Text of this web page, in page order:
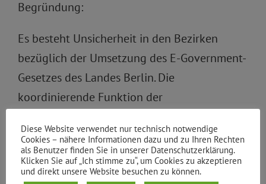
Begründung:
Es besteht Unsicherheit in den Bezirken
bezüglich der Umsetzung des E-Government-
Gesetzes des Landes Berlin. Die
koordinierende Funktion der
Lenkungsrates und der Geschäftsstelle
Geschäftsprozessmanagement wird dringend
benötigt, um auf bezirklicher Ebene die
Diese Website verwendet nur technisch notwendige
Cookies – nähere Informationen dazu und zu Ihren Rechten
als Benutzer finden Sie in unserer Datenschutzerklärung.
Klicken Sie auf „Ich stimme zu“, um Cookies zu akzeptieren
und direkt unsere Website besuchen zu können.